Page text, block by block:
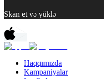
Skan et və yüklə
Haqqımızda
Kampaniyalar